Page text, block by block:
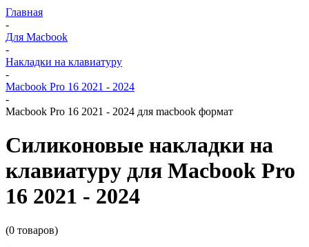
Главная
-
Для Macbook
-
Накладки на клавиатуру
-
Macbook Pro 16 2021 - 2024
-
Macbook Pro 16 2021 - 2024 для macbook формат
Силиконовые накладки на
клавиатуру для Macbook Pro
16 2021 - 2024
(0 товаров)